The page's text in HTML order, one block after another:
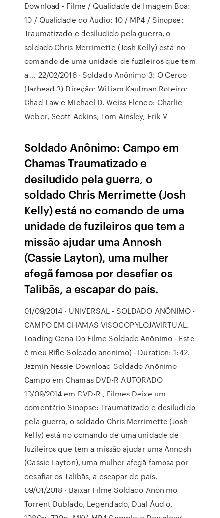
Download - Filme / Qualidade de Imagem Boa:
10 / Qualidade do Áudio: 10 / MP4 / Sinopse:
Traumatizado e desiludido pela guerra, o
soldado Chris Merrimette (Josh Kelly) está no
comando de uma unidade de fuzileiros que tem
a … 22/02/2016 · Soldado Anônimo 3: O Cerco
(Jarhead 3) Direção: William Kaufman Roteiro:
Chad Law e Michael D. Weiss Elenco: Charlie
Weber, Scott Adkins, Tom Ainsley, Erik V
Soldado Anônimo: Campo em
Chamas Traumatizado e
desiludido pela guerra, o
soldado Chris Merrimette (Josh
Kelly) está no comando de uma
unidade de fuzileiros que tem a
missão ajudar uma Annosh
(Cassie Layton), uma mulher
afegã famosa por desafiar os
Talibãs, a escapar do país.
01/09/2014 · UNIVERSAL - SOLDADO ANÔNIMO -
CAMPO EM CHAMAS VISOCOPYLOJAVIRTUAL.
Loading Cena Do Filme Soldado Anônimo - Este
é meu Rifle Soldado anonimo) - Duration: 1:42.
Jazmin Nessie Download Soldado Anônimo
Campo em Chamas DVD-R AUTORADO
10/09/2014 em DVD-R , Filmes Deixe um
comentário Sinopse: Traumatizado e desiludido
pela guerra, o soldado Chris Merrimette (Josh
Kelly) está no comando de uma unidade de
fuzileiros que tem a missão ajudar uma Annosh
(Cassie Layton), uma mulher afegã famosa por
desafiar os Talibãs, a escapar do país.
09/01/2018 · Baixar Filme Soldado Anônimo
Torrent Dublado, Legendado, Dual Áudio,